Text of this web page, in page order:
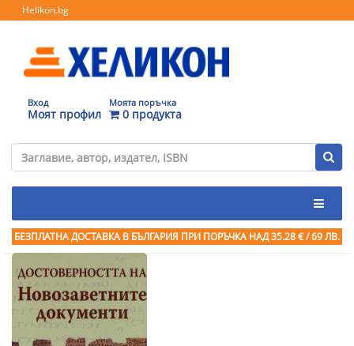
Helikon.bg
Вход
Моят профил
Моята поръчка
0 продукта
БЕЗПЛАТНА ДОСТАВКА В БЪЛГАРИЯ ПРИ ПОРЪЧКА НАД 35.28 € / 69 ЛВ.